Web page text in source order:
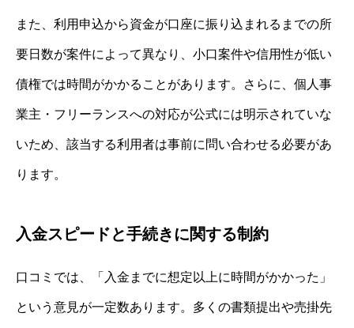
また、利用申込から資金が口座に振り込まれるまでの所
要日数が案件によって異なり、小口案件や信用性が低い
債権では時間がかかることがあります。さらに、個人事
業主・フリーランスへの対応が公式には明示されていな
いため、該当する利用者は事前に問い合わせる必要があ
ります。
入金スピードと手続きに関する制約
口コミでは、「入金までに想定以上に時間がかかった」
という意見が一定数あります。多くの書類提出や売掛先